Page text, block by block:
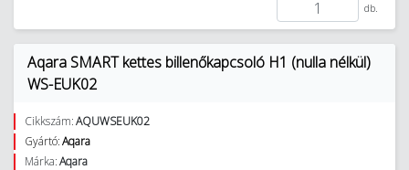
db.
Aqara SMART kettes billenőkapcsoló H1 (nulla nélkül)
WS-EUK02
Cikkszám:AQUWSEUK02
Gyártó:Aqara
Márka:Aqara